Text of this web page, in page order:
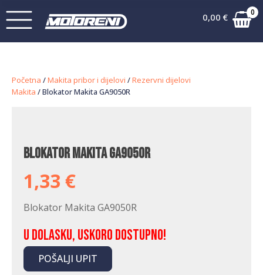
0,00 € 0
Početna /Makita pribor i dijelovi /Rezervni dijelovi
Makita / Blokator Makita GA9050R
Blokator Makita GA9050R
1,33 €
Blokator Makita GA9050R
U dolasku, uskoro dostupno!
POŠALJI UPIT